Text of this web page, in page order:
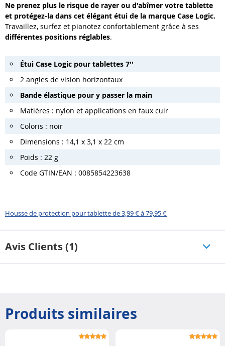
Ne prenez plus le risque de rayer ou d'abîmer votre tablette
et protégez-la dans cet élégant étui de la marque Case Logic.
Travaillez, surfez et pianotez confortablement grâce à ses
différentes positions réglables.
Étui Case Logic pour tablettes 7''
2 angles de vision horizontaux
Bande élastique pour y passer la main
Matières : nylon et applications en faux cuir
Coloris : noir
Dimensions : 14,1 x 3,1 x 22 cm
Poids : 22 g
Code GTIN/EAN : 0085854223638
Housse de protection pour tablette de 3,99 € à 79,95 €
Avis Clients (1)
Produits similaires